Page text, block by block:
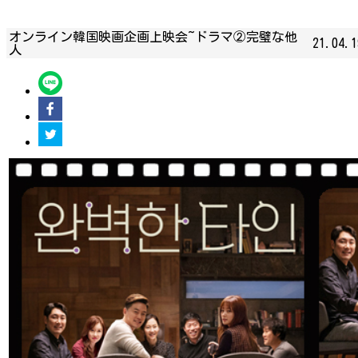
オンライン韓国映画企画上映会~ドラマ②完璧な他
人